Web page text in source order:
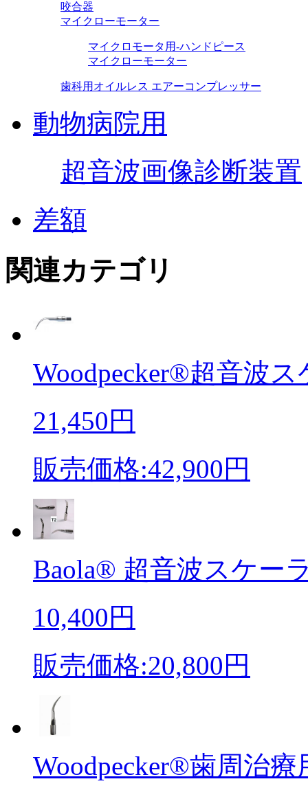
咬合器
マイクローモーター
マイクロモータ用-ハンドピース
マイクローモーター
歯科用オイルレス エアーコンプレッサー
動物病院用
超音波画像診断装置
差額
関連カテゴリ
Woodpecker®超音波ス
21,450円
販売価格:42,900円
Baola® 超音波スケー
10,400円
販売価格:20,800円
Woodpecker®歯周治療